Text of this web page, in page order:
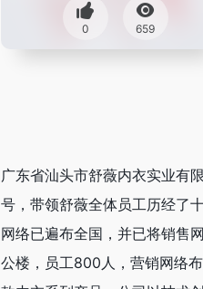
0 659
广东省汕头市舒薇内衣实业有
号，带领舒薇全体员工历经了
网络已遍布全国，并已将销售
公楼，员工800人，营销网络